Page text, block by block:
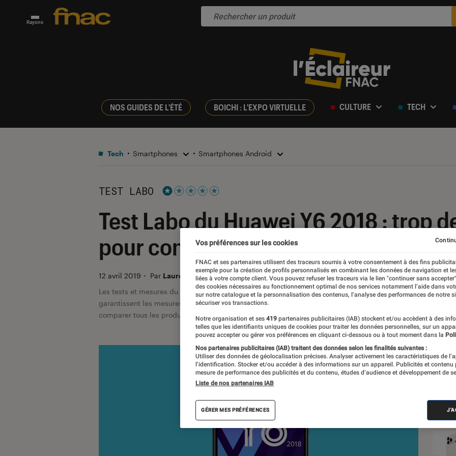
Rayons
NOS GUIDES DE L'ÉTÉ BOICHI : L'EXPO VIRTUELLE CULTURE TECH
Tech Smartphones Smartphones Android
TEST LABO
Test Labo du Huawei Y6 2018 : trop
pour convaincre
12 avril 2019 ・ Par Laure Renouard, Jean-Charles Frelier
Les tests et mesures du Labo Fnac sont réalisés en toute indépendance du commerce ou des fabricants
garantissent les mesures grâce à leur expertise, et aux équipements de mesures les plus précis. Pour en
comparer tous les produits, visitez notre
comparateur
VOIR
Vos préférences sur les cookies
FNAC et ses partenaires utilisent des traceurs soumis à votre consentement à des fins
exemple pour la création de profils personnalisés en combinant les données de navigation et
liées à votre compte client. Vous pouvez refuser les traceurs via le lien "continuer sans
des cookies nécessaires au fonctionnement optimal de nos services notamment l’aide dans
sur notre catalogue et la personnalisation des contenus, l’analyse des performances de notre
sécuriser vos transactions.
Notre organisation et ses 419 partenaires publicitaires (IAB) stockent et/ou accèdent à des
telles que les identifiants uniques de cookies pour traiter les données personnelles, sur un
pouvez accepter ou gérer vos préférences en cliquant ci-dessous ou à tout moment dans la
Nos partenaires publicitaires (IAB) traitent des données selon les finalités suivantes :
Utiliser des données de géolocalisation précises. Analyser activement les caractéristiques de
l’identification. Stocker et/ou accéder à des informations sur un appareil. Publicités et contenu
mesure de performance des publicités et du contenu, études d’audience et développement de
Liste de nos partenaires IAB
GÉRER MES PRÉFÉRENCES